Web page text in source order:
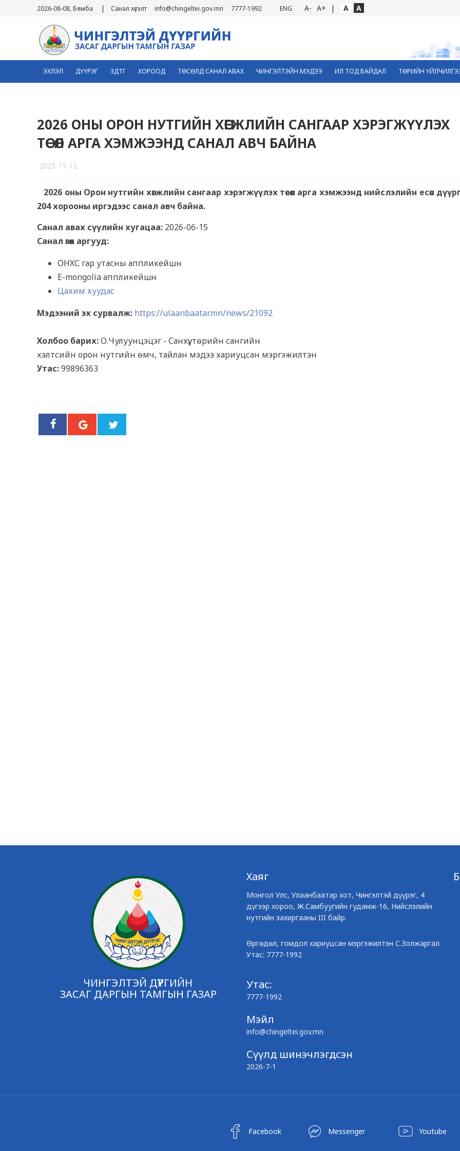
2026-08-08, Бямба | Санал хүсэлт info@chingeltei.gov.mn 7777-1992 ENG A- A+ | A A
ЭХЛЭЛ ДҮҮРЭГ ЗДТГ ХОРООД ТӨСӨЛД САНАЛ АВАХ ЧИНГЭЛТЭЙН МЭДЭЭ ИЛ ТОД БАЙДАЛ ТӨРИЙН
2026 ОНЫ ОРОН НУТГИЙН ХӨГЖЛИЙН САНГААР ХЭРЭГЖҮҮЛЭХ
ТӨСӨЛ АРГА ХЭМЖЭЭНД САНАЛ АВЧ БАЙНА
2025-11-12
2026 оны Орон нутгийн хөгжлийн сангаар хэрэгжүүлэх төсөл арга хэмжээнд нийслэлийн есөн
204 хорооны иргэдээс санал авч байна.
Санал авах сүүлийн хугацаа: 2026-06-15
Санал өгөх аргууд:
ОНХС гар утасны аппликейшн
Е-mongolia аппликейшн
Цахим хуудас
Мэдээний эх сурвалж: https://ulaanbaatar.mn/news/21092
Холбоо барих:О.Чулуунцэцэг - Санхүү, төрийн сангийн
хэлтсийн орон нутгийн өмч, тайлан мэдээ хариуцсан мэргэжилтэн
Утас:99896363
ЧИНГЭЛТЭЙ ДҮҮРГИЙН
ЗАСАГ ДАРГЫН ТАМГЫН ГАЗАР
Хаяг
Монгол Улс, Улаанбаатар хот, Чингэлтэй дүүрэг, 4
дүгээр хороо, Ж.Самбуугийн гудамж-16, Нийслэлийн
нутгийн захиргааны III байр.
Өргөдөл, гомдол хариуцсан мэргэжилтэн С.Золжаргал
Утас: 7777-1992
Утас:
7777-1992
Мэйл
info@chingeltei.gov.mn
Сүүлд шинэчлэгдсэн
2026-7-1
Facebook Messenger Youtube